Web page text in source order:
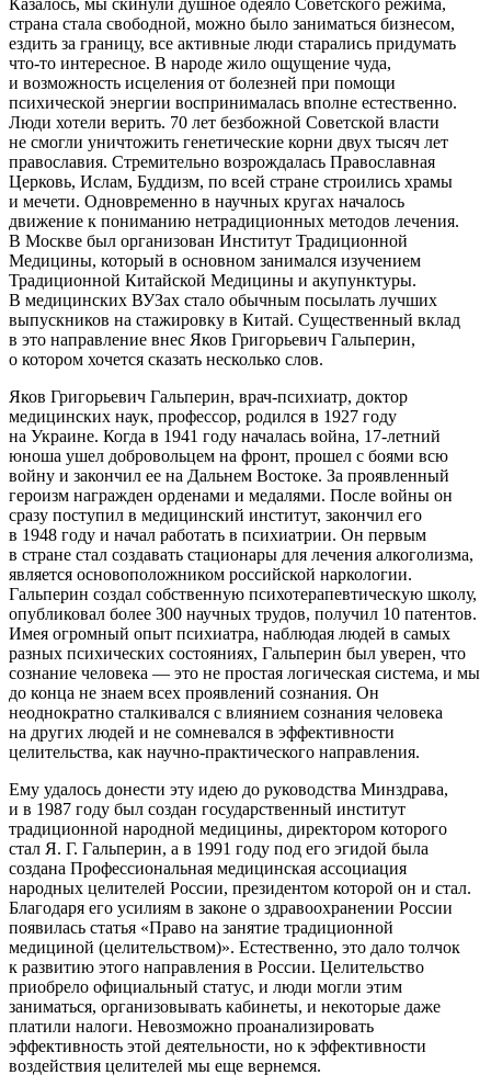
страна стала свободной, можно было заниматься бизнесом,
ездить за границу, все активные люди старались придумать
что-то интересное. В народе жило ощущение чуда,
и возможность исцеления от болезней при помощи
психической энергии воспринималась вполне естественно.
Люди хотели верить. 70 лет безбожной Советской власти
не смогли уничтожить генетические корни двух тысяч лет
православия. Стремительно возрождалась Православная
Церковь, Ислам, Буддизм, по всей стране строились храмы
и мечети. Одновременно в научных кругах началось
движение к пониманию нетрадиционных методов лечения.
В Москве был организован Институт Традиционной
Медицины, который в основном занимался изучением
Традиционной Китайской Медицины и акупунктуры.
В медицинских ВУЗах стало обычным посылать лучших
выпускников на стажировку в Китай. Существенный вклад
в это направление внес Яков Григорьевич Гальперин,
о котором хочется сказать несколько слов.
Яков Григорьевич Гальперин, врач-психиатр, доктор
медицинских наук, профессор, родился в 1927 году
на Украине. Когда в 1941 году началась война, 17-летний
юноша ушел добровольцем на фронт, прошел с боями всю
войну и закончил ее на Дальнем Востоке. За проявленный
героизм награжден орденами и медалями. После войны он
сразу поступил в медицинский институт, закончил его
в 1948 году и начал работать в психиатрии. Он первым
в стране стал создавать стационары для лечения алкоголизма,
является основоположником российской наркологии.
Гальперин создал собственную психотерапевтическую школу,
опубликовал более 300 научных трудов, получил 10 патентов.
Имея огромный опыт психиатра, наблюдая людей в самых
разных психических состояниях, Гальперин был уверен, что
сознание человека — это не простая логическая система, и мы
до конца не знаем всех проявлений сознания. Он
неоднократно сталкивался с влиянием сознания человека
на других людей и не сомневался в эффективности
целительства, как научно-практического направления.
Ему удалось донести эту идею до руководства Минздрава,
и в 1987 году был создан государственный институт
традиционной народной медицины, директором которого
стал Я. Г. Гальперин, а в 1991 году под его эгидой была
создана Профессиональная медицинская ассоциация
народных целителей России, президентом которой он и стал.
Благодаря его усилиям в законе о здравоохранении России
появилась статья «Право на занятие традиционной
медициной (целительством)». Естественно, это дало толчок
к развитию этого направления в России. Целительство
приобрело официальный статус, и люди могли этим
заниматься, организовывать кабинеты, и некоторые даже
платили налоги. Невозможно проанализировать
эффективность этой деятельности, но к эффективности
воздействия целителей мы еще вернемся.